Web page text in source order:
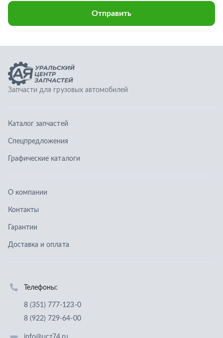
Каталог запчастей
Спецпредложения
О компании
Контакты
Доставка и оплата
Отправить заявку